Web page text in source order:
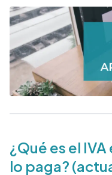
¿Qué es el
lo paga?